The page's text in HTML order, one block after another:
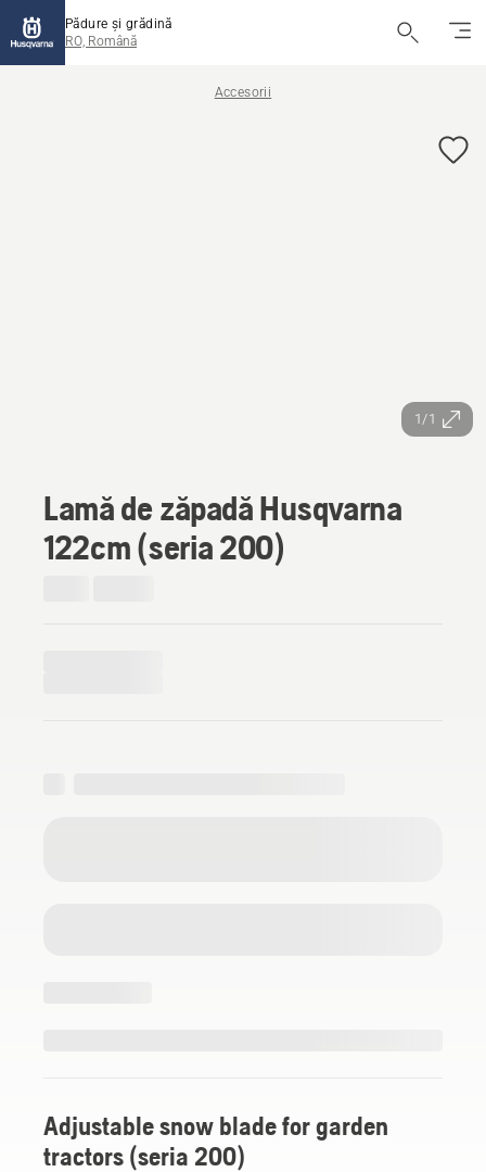
Pădure și grădină
RO, Română
Accesorii
1/1
Lamă de zăpadă Husqvarna
122cm (seria 200)
Adjustable snow blade for garden
tractors (seria 200)